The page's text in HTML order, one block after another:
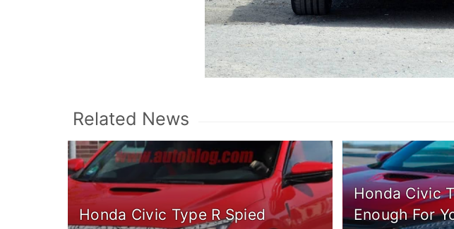
Related News
Honda Civic Type R Spied
Honda Civic
Enough For